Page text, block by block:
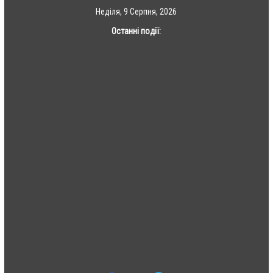
Неділя, 9 Серпня, 2026
Останні події: